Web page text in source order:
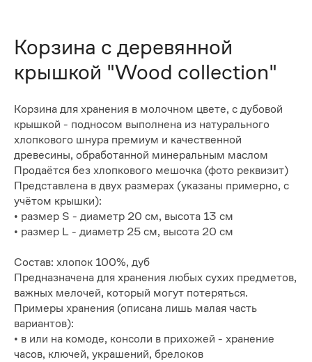
Корзина с деревянной
крышкой "Wood collection"
Корзина для хранения в молочном цвете, с дубовой
крышкой - подносом выполнена из натурального
хлопкового шнура премиум и качественной
древесины, обработанной минеральным маслом
Продаётся без хлопкового мешочка (фото реквизит)
Представлена в двух размерах (указаны примерно, с
учётом крышки):
• размер S - диаметр 20 см, высота 13 см
• размер L - диаметр 25 см, высота 20 см
Состав: хлопок 100%, дуб
Предназначена для хранения любых сухих предметов,
важных мелочей, который могут потеряться.
Примеры хранения (описана лишь малая часть
вариантов):
• в или на комоде, консоли в прихожей - хранение
часов, ключей, украшений, брелоков